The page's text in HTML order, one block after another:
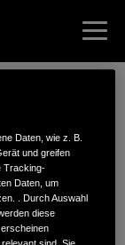
Daten, wie z. B.
und greifen
Tracking-
Daten, um
. Durch Auswahl
diese